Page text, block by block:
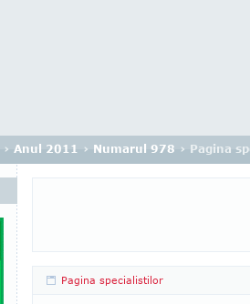
› Anul 2011 › Numarul 978 › Pagina
Pagina specialistilor